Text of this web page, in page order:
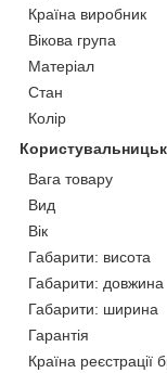
Країна виробник
Вікова група
Матеріал
Стан
Колір
Вага товару
Вид
Вік
Габарити: висота
Габарити: довжина
Габарити: ширина
Гарантія
Країна реєстрації